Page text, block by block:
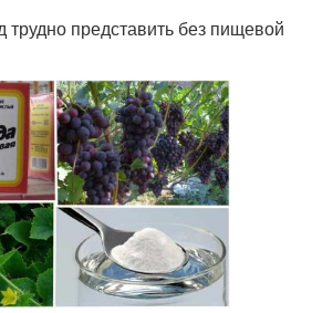
представить без пищевой